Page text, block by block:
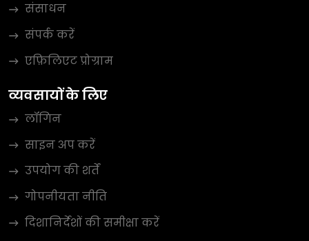
संसाधन
संपर्क करें
एफ़िलिएट प्रोग्राम
व्यवसायों के लिए
लॉगिन
साइन अप करें
उपयोग की शर्तें
गोपनीयता नीति
दिशानिर्देशों की समीक्षा करें